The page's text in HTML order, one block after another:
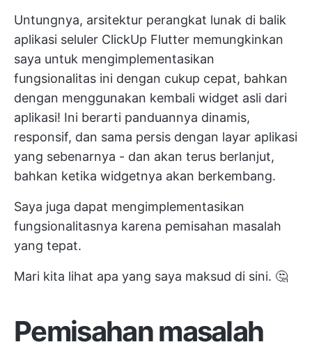
Untungnya, arsitektur perangkat lunak di balik
aplikasi seluler ClickUp Flutter memungkinkan
saya untuk mengimplementasikan
fungsionalitas ini dengan cukup cepat, bahkan
dengan menggunakan kembali widget asli dari
aplikasi! Ini berarti panduannya dinamis,
responsif, dan sama persis dengan layar aplikasi
yang sebenarnya - dan akan terus berlanjut,
bahkan ketika widgetnya akan berkembang.
Saya juga dapat mengimplementasikan
fungsionalitasnya karena pemisahan masalah
yang tepat.
Mari kita lihat apa yang saya maksud di sini. 🤔
Pemisahan masalah